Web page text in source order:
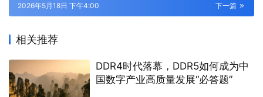
下一篇
2026年5月18日 下午4:00
相关推荐
DDR4时代落幕，DDR5如何成为中
国数字产业高质量发展“必答题”